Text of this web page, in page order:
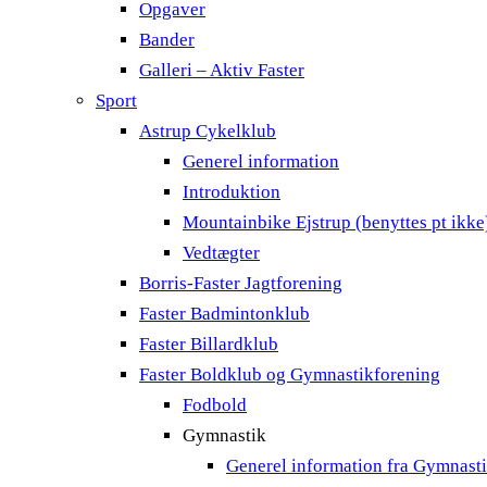
Opgaver
Bander
Galleri – Aktiv Faster
Sport
Astrup Cykelklub
Generel information
Introduktion
Mountainbike Ejstrup (benyttes pt
Vedtægter
Borris-Faster Jagtforening
Faster Badmintonklub
Faster Billardklub
Faster Boldklub og Gymnastikforening
Fodbold
Gymnastik
Generel information fra